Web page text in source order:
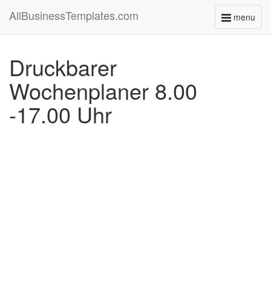
menu
Toggle
AllBusinessTemplates.com
Druckbarer
Wochenplaner 8.00
-17.00 Uhr